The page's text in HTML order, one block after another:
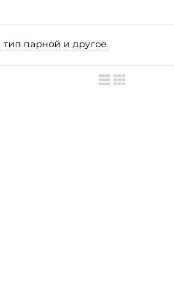
тип парной и другое